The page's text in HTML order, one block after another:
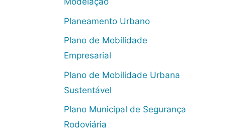
Planeamento Urbano
Plano de Mobilidade
Empresarial
Plano de Mobilidade Urbana
Sustentável
Plano Municipal de Segurança
Rodoviária